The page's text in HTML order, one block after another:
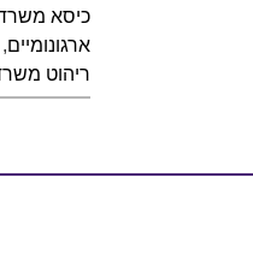
כיסא
ארגונומיים,
ריהוט